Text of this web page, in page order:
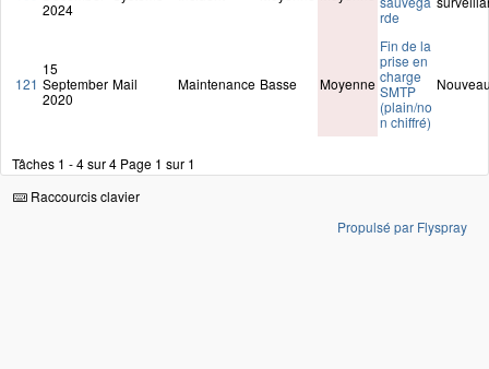
2024
rde
121
15
September
2020
Mail Maintenance Basse Moyenne
Fin de la
prise en
charge
SMTP
(plain/no
n chiffré)
Tâches 1 - 4 sur 4 Page 1 sur 1
Raccourcis clavier
Propulsé par Flyspray